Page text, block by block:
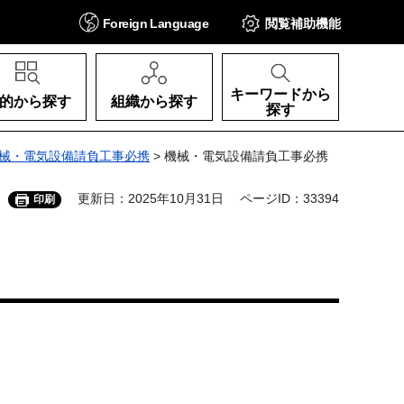
Foreign Language 閲覧補助機能
から探す 組織から探す
キーワードから
探す
・電気設備請負工事必携 > 機械・電気設備請負工事必携
印刷 更新日：2025年10月31日 ページID：33394